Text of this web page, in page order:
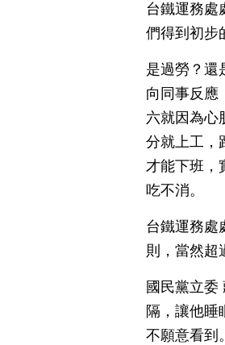
台鐵運務處
們得到初步
是過勞？還
向同事反應
六就因為心
分就上工，
才能下班，
吃不消。
台鐵運務處
則，當然超
國民黨立委
隔，讓他睡
不願意看到